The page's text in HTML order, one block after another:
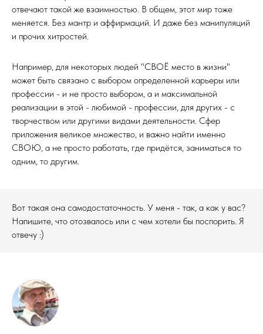
отвечают такой же взаимностью. В общем, этот мир тоже
меняется. Без мантр и аффирмаций. И даже без манипуляций
и прочих хитростей.
Например, для некоторых людей "СВОЁ место в жизни"
может быть связано с выбором определенной карьеры или
профессии - и не просто выбором, а и максимальной
реализации в этой - любимой - профессии, для других - с
творчеством или другими видами деятельности. Сфер
приложения великое множество, и важно найти именно
СВОЮ, а не просто работать, где придётся, заниматься то
одним, то другим.
Вот такая она самодостаточность. У меня - так, а как у вас?
Напишите, что отозвалось или с чем хотели бы поспорить. Я
отвечу :)